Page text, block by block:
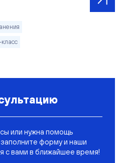
или нужна помощь
форму и наши
с вами в ближайшее время!